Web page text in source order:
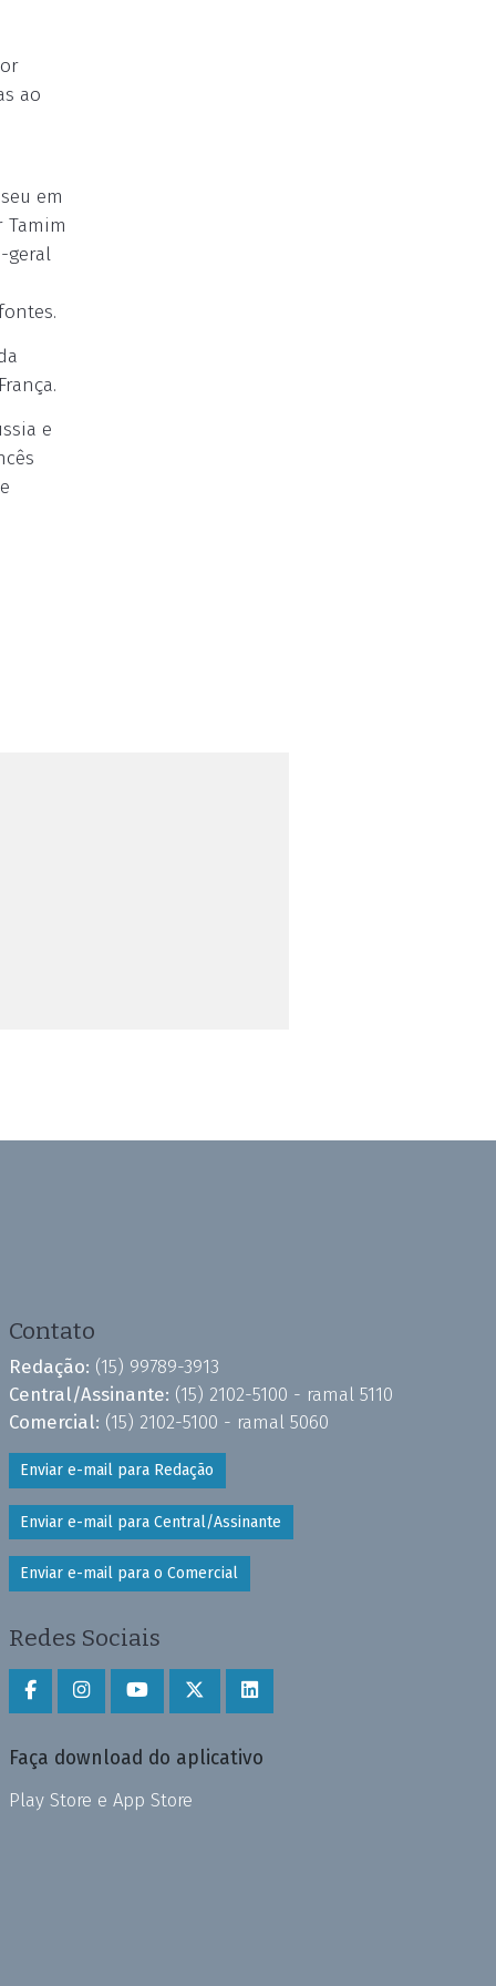
ao
em
Tamim
geral
e
Contato
Redação: (15) 99789-3913
Central/Assinante: (15) 2102-5100 - ramal 5110
Comercial: (15) 2102-5100 - ramal 5060
Enviar e-mail para Redação
Enviar e-mail para Central/Assinante
Enviar e-mail para o Comercial
Redes Sociais
Faça download do aplicativo
Play Store e App Store